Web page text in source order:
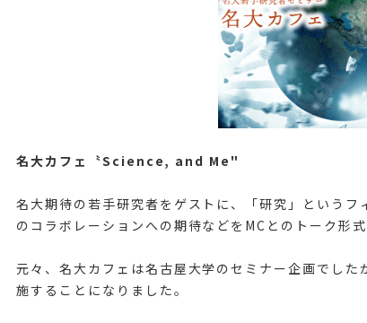
名大カフェ〝Science, and Me"
名大期待の若手研究者をゲストに、「研究」という
のコラボレーションへの期待などをMCとのトーク形式
元々、名大カフェは名古屋大学のセミナー企画でし
施することになりました。